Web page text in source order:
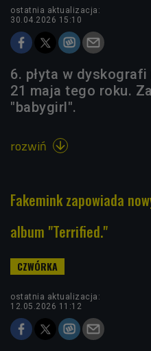
ostatnia aktualizacja:
30.04.2026 15:10
6. płyta w
21 maja tego roku.
"babygirl".
rozwiń 
Fakemink zapowiada
album "Terrified."
ostatnia aktualizacja:
12.05.2026 11:12